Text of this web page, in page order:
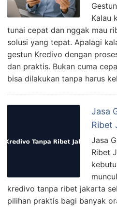
Kalau
tunai cepat dan nggak mau
solusi yang tepat. Apalagi
gestun Kredivo dengan
dan praktis. Bukan cuma
bisa dilakukan tanpa harus
Jasa
Ribet
Jasa
Ribet
kredivo tanpa ribet jakarta
pilihan praktis bagi banyak